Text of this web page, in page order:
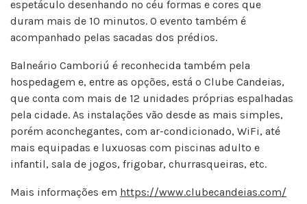
espetáculo desenhando no céu formas e cores que
duram mais de 10 minutos. O evento também é
acompanhado pelas sacadas dos prédios.
Balneário Camboriú é reconhecida também pela
hospedagem e, entre as opções, está o Clube Candeias,
que conta com mais de 12 unidades próprias espalhadas
pela cidade. As instalações vão desde as mais simples,
porém aconchegantes, com ar-condicionado, WiFi, até
mais equipadas e luxuosas com piscinas adulto e
infantil, sala de jogos, frigobar, churrasqueiras, etc.
Mais informações em https://www.clubecandeias.com/